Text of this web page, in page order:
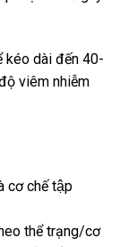
kéo dài đến 40-
viêm nhiễm
cơ chế tập
thể trạng/cơ